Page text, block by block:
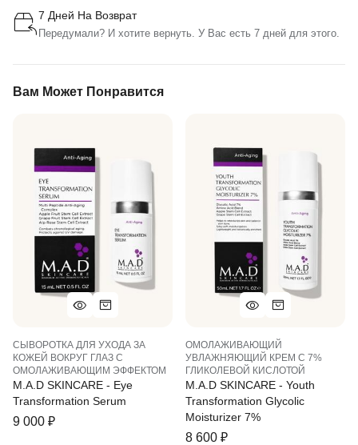
7 Дней На Возврат
Передумали? И хотите вернуть. У Вас есть 7 дней для этого.
Вам Может Понравится
СЫВОРОТКА ДЛЯ УХОДА ЗА
КОЖЕЙ ВОКРУГ ГЛАЗ С
ОМОЛАЖИВАЮЩИМ ЭФФЕКТОМ
M.A.D SKINCARE - Eye
Transformation Serum
9 000 ₽
ОМОЛАЖИВАЮЩИЙ
УВЛАЖНЯЮЩИЙ КРЕМ С 7%
ГЛИКОЛЕВОЙ КИСЛОТОЙ
M.A.D SKINCARE - Youth
Transformation Glycolic
Moisturizer 7%
8 600 ₽